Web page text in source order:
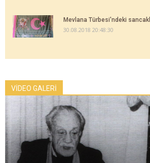
Mevlana Türbesi'ndeki
30.08.2018 20:48:30
VİDEO GALERİ